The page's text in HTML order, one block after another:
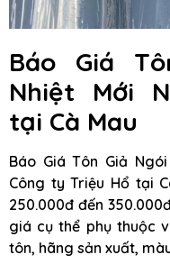
Báo Giá
Nhiệt Mới
tại Cà Mau
Báo Giá Tôn Giả
Công ty Triệu Hổ tại
250.000đ đến
giá cụ thể phụ thuộc
tôn, hãng sản xuất,